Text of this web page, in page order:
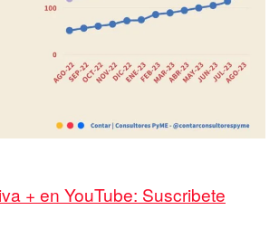
+ en YouTube: Suscribete